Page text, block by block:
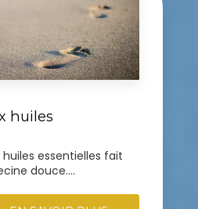
huiles
essentielles fait
douce....